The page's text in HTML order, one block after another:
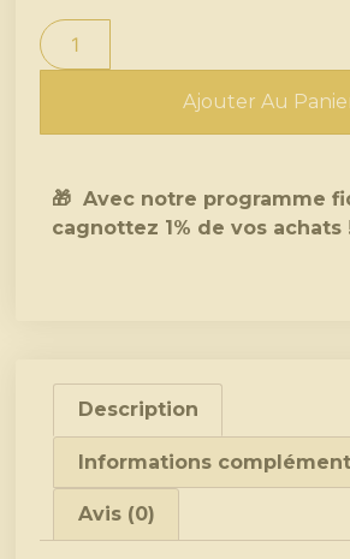
Ajouter Au
🎁 Avec notre programme
cagnottez 1% de vos achats
Description
Informations
Avis (0)